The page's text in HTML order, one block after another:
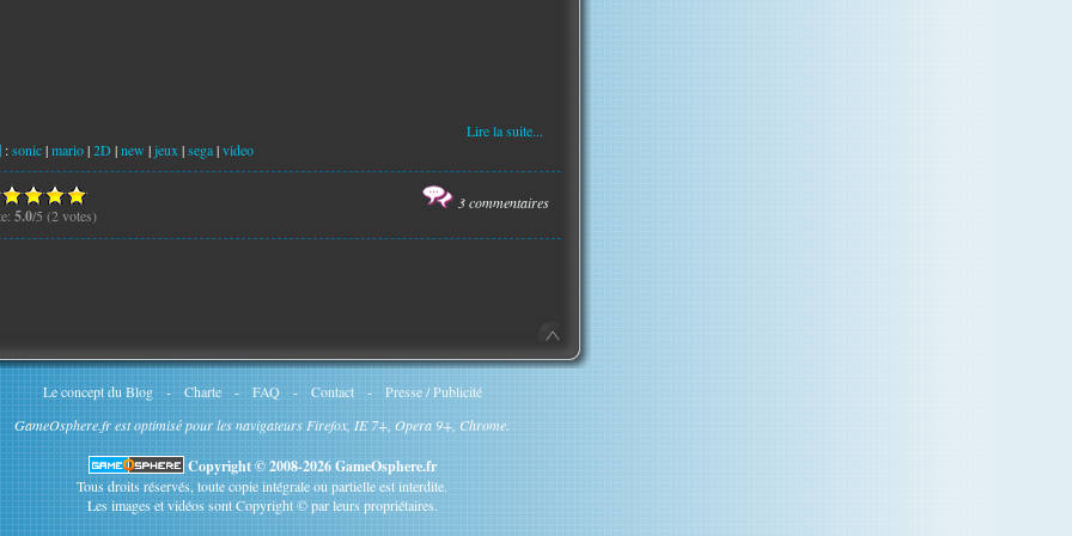
Lire la suite...
:sonic|mario|2D |new |jeux |sega|video
3 commentaires
5.0/5 (2 votes)
Le concept du Blog - Charte - FAQ - Contact -
Presse / Publicité
GameOsphere.fr est optimisé pour les navigateurs Firefox, IE 7+, Opera 9+, Chrome.
Copyright © 2008-2026 GameOsphere.fr
Tous droits réservés, toute copie intégrale ou partielle est interdite.
Les images et vidéos sont Copyright © par leurs propriétaires.